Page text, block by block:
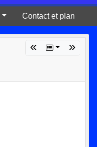
Contact et plan